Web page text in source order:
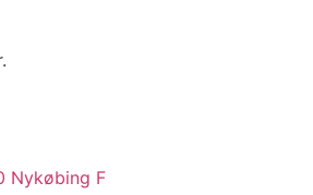
Nykøbing F